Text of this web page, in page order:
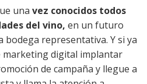
una vez conocidos todos
del vino, en un futuro
representativa. Y si ya
marketing digital implantar
de campaña y llegue a